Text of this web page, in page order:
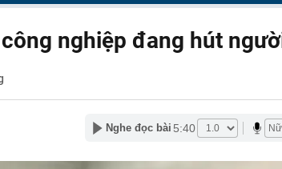
đối tác không thể tự quyết định giá
kế hoạch đấu giá 8 lô đất tại Khu đô thị mới Thủ Thiêm
cảnh báo quan trọng đến người thường xuyên nhận tiền
xây siêu đập thủy điện lớn nhất thế giới, gấp 3 lần Tam
nghiệp đang hút
Nghe đọc bài 5:40